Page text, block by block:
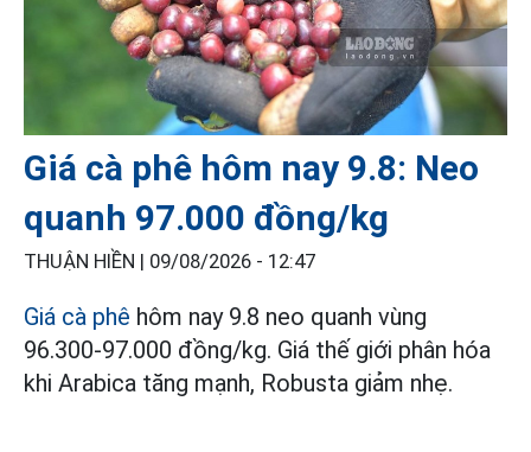
Giá cà phê hôm nay 9.8: Neo
quanh 97.000 đồng/kg
THUẬN HIỀN | 09/08/2026 - 12:47
Giá cà phê hôm nay 9.8 neo quanh vùng
96.300-97.000 đồng/kg. Giá thế giới phân hóa
khi Arabica tăng mạnh, Robusta giảm nhẹ.